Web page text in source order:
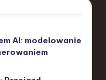
AI: modelowanie